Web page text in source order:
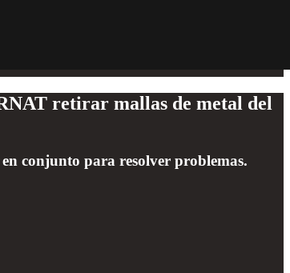
retirar mallas de metal del
conjunto para resolver problemas.